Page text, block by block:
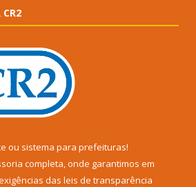
CR2
ou sistema para prefeituras!
completa, onde garantimos em
das leis de transparência